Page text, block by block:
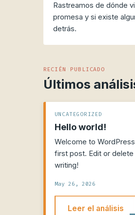
Rastreamos de dónde
promesa y si existe
detrás.
RECIÉN PUBLICADO
Últimos
UNCATEGORIZED
Hello world!
Welcome to
first post. Edit or
writing!
May 26, 2026
Leer el análisis